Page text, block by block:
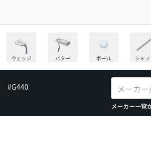
ウェッジ パター ボール シャフ
#G440
メーカー一覧